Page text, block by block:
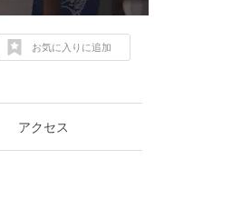
お気に入りに追加
アクセス